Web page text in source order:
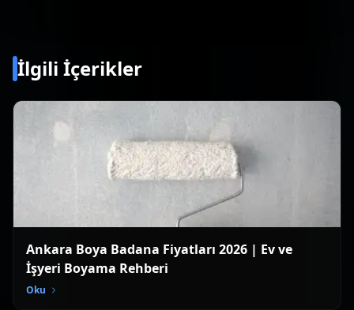
İlgili İçerikler
Ankara Boya Badana Fiyatları 2026 | Ev ve
İşyeri Boyama Rehberi
Oku